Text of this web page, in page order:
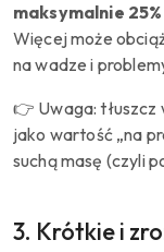
maksymalnie
Więcej może
na wadze i
👉 Uwaga: tłuszcz
jako wartość „na
suchą masę (czyli
3. Krótkie i